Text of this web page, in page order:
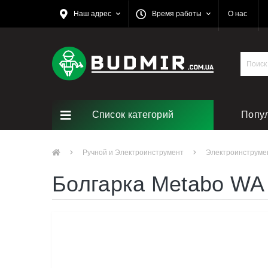
Наш адрес Время работы О нас
Список категорий
Ручной и Электроинструмент
Болгарка Metabo